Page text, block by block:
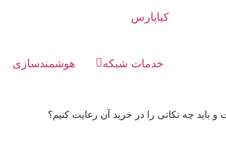
خدمات شبکه هوشمندسازی
چه نکاتی را در خرید آن رعایت کنیم؟